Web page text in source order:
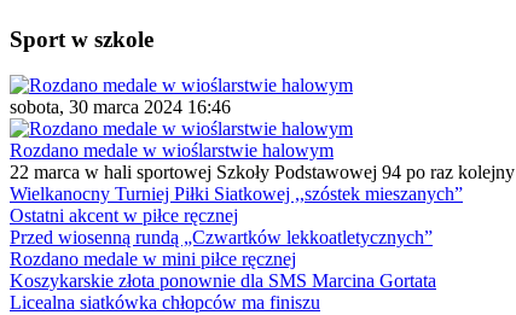
Sport w szkole
sobota, 30 marca 2024 16:46
Rozdano medale w wioślarstwie halowym
22 marca w hali sportowej Szkoły Podstawowej 94 po raz kolejny
Wielkanocny Turniej Piłki Siatkowej ,,szóstek mieszanych”
Ostatni akcent w piłce ręcznej
Przed wiosenną rundą „Czwartków lekkoatletycznych”
Rozdano medale w mini piłce ręcznej
Koszykarskie złota ponownie dla SMS Marcina Gortata
Licealna siatkówka chłopców ma finiszu